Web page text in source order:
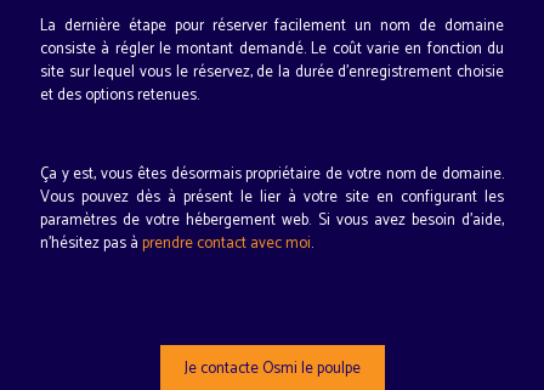
La dernière étape pour réserver facilement un nom de domaine
consiste à régler le montant demandé. Le coût varie en fonction du
site sur lequel vous le réservez, de la durée d'enregistrement choisie
et des options retenues.
Ça y est, vous êtes désormais propriétaire de votre nom de domaine.
Vous pouvez dès à présent le lier à votre site en configurant les
paramètres de votre hébergement web. Si vous avez besoin d'aide,
n'hésitez pas àprendre contact avec moi.
Je contacte Osmi le poulpe